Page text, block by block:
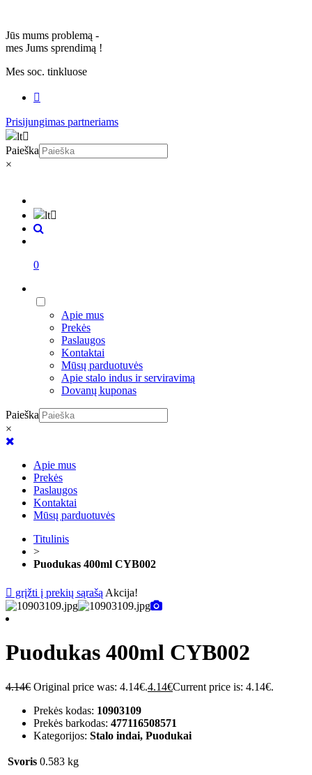
Jūs mums problemą -
mes Jums sprendimą !
Mes soc. tinkluose
Prisijungimas partneriams
lt
Paieška
×
lt
0
Apie mus
Prekės
Paslaugos
Kontaktai
Mūsų parduotuvės
Apie stalo indus ir serviravimą
Dovanų kuponas
Paieška
×
Apie mus
Prekės
Paslaugos
Kontaktai
Mūsų parduotuvės
Titulinis
>
Puodukas 400ml CYB002
grįžti į prekių sąrašą Akcija!
Puodukas 400ml CYB002
4.14€ Original price was: 4.14€.4.14€Current price is: 4.14€.
Prekės kodas: 10903109
Prekės barkodas: 477116508571
Kategorijos: Stalo indai, Puodukai
Svoris 0.583 kg